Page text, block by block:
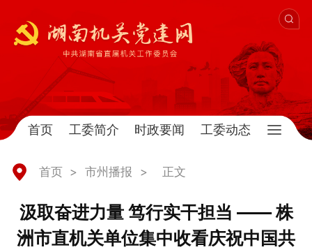
首页 工委简介 时政要闻 工委动态
首页 > 市州播报 > 正文
汲取奋进力量 笃行实干担当 —— 株
洲市直机关单位集中收看庆祝中国共